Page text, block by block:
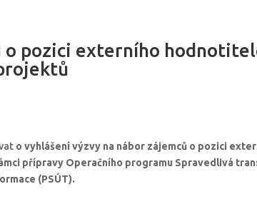
o pozici externího
o vyhlášení výzvy na nábor zájemců o pozici
přípravy Operačního programu Spravedlivá
(PSÚT).